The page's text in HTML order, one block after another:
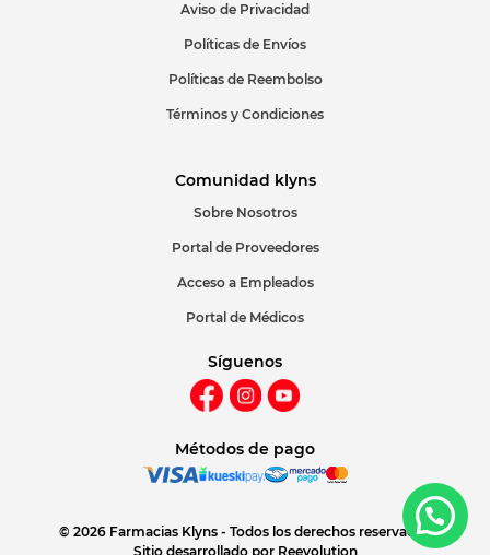
Aviso de Privacidad
Políticas de Envíos
Políticas de Reembolso
Términos y Condiciones
Comunidad klyns
Sobre Nosotros
Portal de Proveedores
Acceso a Empleados
Portal de Médicos
Síguenos
Métodos de pago
© 2026 Farmacias Klyns - Todos los derechos reservados
Sitio desarrollado por Reevolution